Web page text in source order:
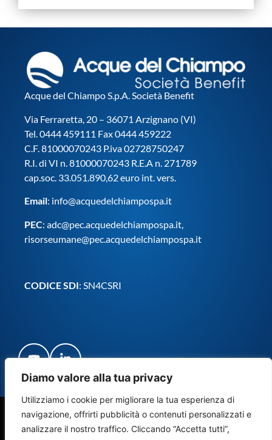
Diamo valore alla tua privacy
Utilizziamo i cookie per migliorare la tua esperienza di
navigazione, offrirti pubblicità o contenuti personalizzati e
analizzare il nostro traffico. Cliccando “Accetta tutti”,
Acque del Chiampo S.p.A. Società Benefit
Via Ferraretta, 20 – 36071 Arzignano (VI)
Tel. 0444 459111 Fax 0444 459222
C.F. 81000070243 P.iva 02728750247
R.I. di VI n. 81000070243 R.E.A n. 271789
cap.soc. 33.051.890,62 euro int. vers.
Email: info@acquedelchiampospa.it
PEC: adc@pec.acquedelchiampospa.it
risorseumane@pec.acquedelchiampospa.it
CODICE SDI: SN4CSRI
© Copyright Acque del Chiampo S.p.A. Società Benefit 2024
– Tutti i diritti riservati